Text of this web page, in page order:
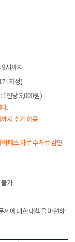
9시까지
개 지정)
1인당 3,000원)
.
지 추가 허용
패스 차로 주차료 감면
불가
제에 대한 대책을 마련하